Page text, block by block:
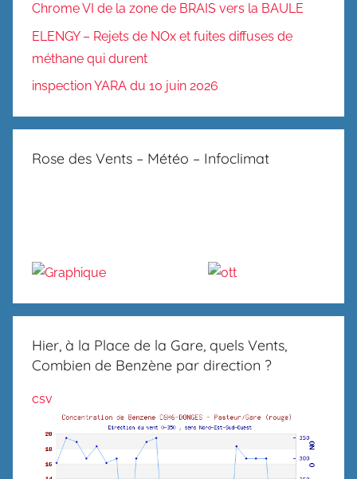
Chrome VI de la zone de BRAIS vers la BAULE
ELENGY – Rejets de NOx et fuites diffuses de
méthane qui durent
inspection YARA du 10 juin 2026
Rose des Vents – Météo – Infoclimat
Hier, à la Place de la Gare, quels Vents,
Combien de Benzène par direction ?
csv